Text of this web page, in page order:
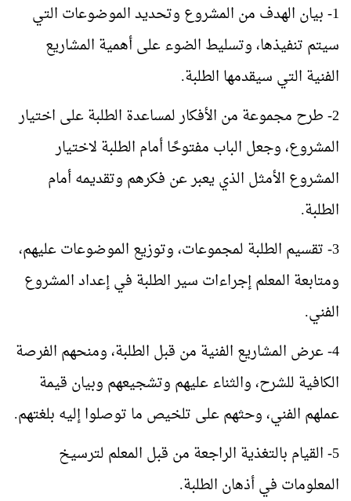
1- بيان الهدف من المشروع وتحديد الموضوعات التي
سيتم تنفيذها، وتسليط الضوء على أهمية المشاريع
الفنية التي سيقدمها الطلبة.
2- طرح مجموعة من الأفكار لمساعدة الطلبة على اختيار
المشروع، وجعل الباب مفتوحًا أمام الطلبة لاختيار
المشروع الأمثل الذي يعبر عن فكرهم وتقديمه أمام
الطلبة.
3- تقسيم الطلبة لمجموعات، وتوزيع الموضوعات عليهم،
ومتابعة المعلم إجراءات سير الطلبة في إعداد المشروع
الفني.
4- عرض المشاريع الفنية من قبل الطلبة، ومنحهم الفرصة
الكافية للشرح، والثناء عليهم وتشجيعهم وبيان قيمة
عملهم الفني، وحثهم على تلخيص ما توصلوا إليه بلغتهم.
5- القيام بالتغذية الراجعة من قبل المعلم لترسيخ
المعلومات في أذهان الطلبة.